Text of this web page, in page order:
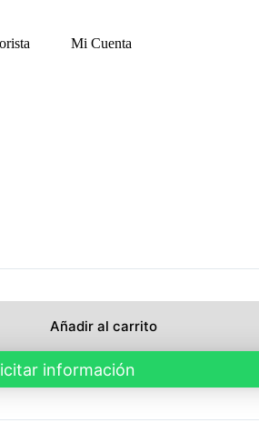
Mi Cuenta
Añadir al carrito
información